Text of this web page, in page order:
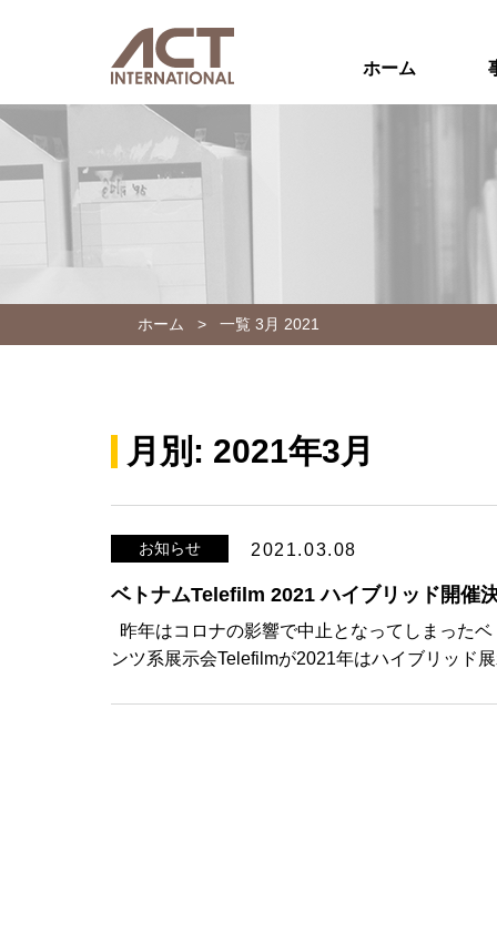
ホーム
ホーム > 一覧 3月 2021
月別: 2021年3月
お知らせ 2021.03.08
ベトナムTelefilm 2021 ハイブリッド開催
昨年はコロナの影響で中止となってしまった
ンツ系展示会Telefilmが2021年はハイブリッド